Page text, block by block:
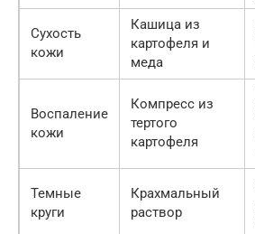
Сухость
кожи
Кашица из
картофеля и
меда
Воспаление
кожи
Компресс из
тертого
картофеля
Темные
круги
Крахмальный
раствор